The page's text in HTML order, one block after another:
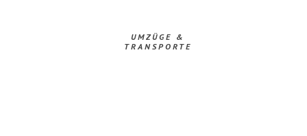
UMZÜGE &
TRANSPORTE